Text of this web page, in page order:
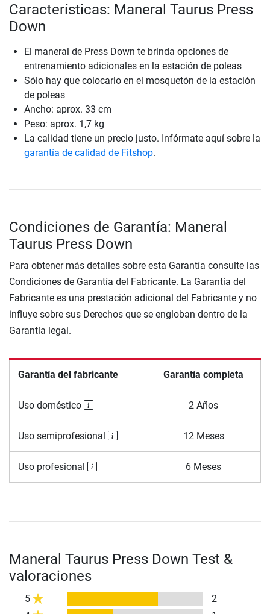
Características: Maneral Taurus Press
Down
El maneral de Press Down te brinda opciones de
entrenamiento adicionales en la estación de poleas
Sólo hay que colocarlo en el mosquetón de la estación
de poleas
Ancho: aprox. 33 cm
Peso: aprox. 1,7 kg
La calidad tiene un precio justo. Infórmate aquí sobre la
garantía de calidad de Fitshop.
Condiciones de Garantía: Maneral
Taurus Press Down
Para obtener más detalles sobre esta Garantía consulte las
Condiciones de Garantía del Fabricante. La Garantía del
Fabricante es una prestación adicional del Fabricante y no
influye sobre sus Derechos que se engloban dentro de la
Garantía legal.
Garantía del fabricante Garantía completa
Uso doméstico 2 Años
Uso semiprofesional 12 Meses
Uso profesional 6 Meses
Maneral Taurus Press Down Test &
valoraciones
5
2